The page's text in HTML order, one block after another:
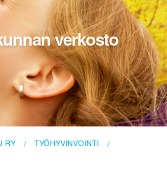
verkosto
RY
TYÖHYVINVOINTI